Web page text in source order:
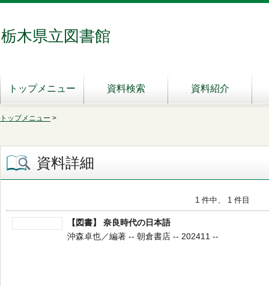
栃木県立図書館
トップメニュー 資料検索 資料紹介
トップメニュー >
資料詳細
1 件中、 1 件目
【図書】 奈良時代の日本語
沖森卓也／編著 -- 朝倉書店 -- 202411 --